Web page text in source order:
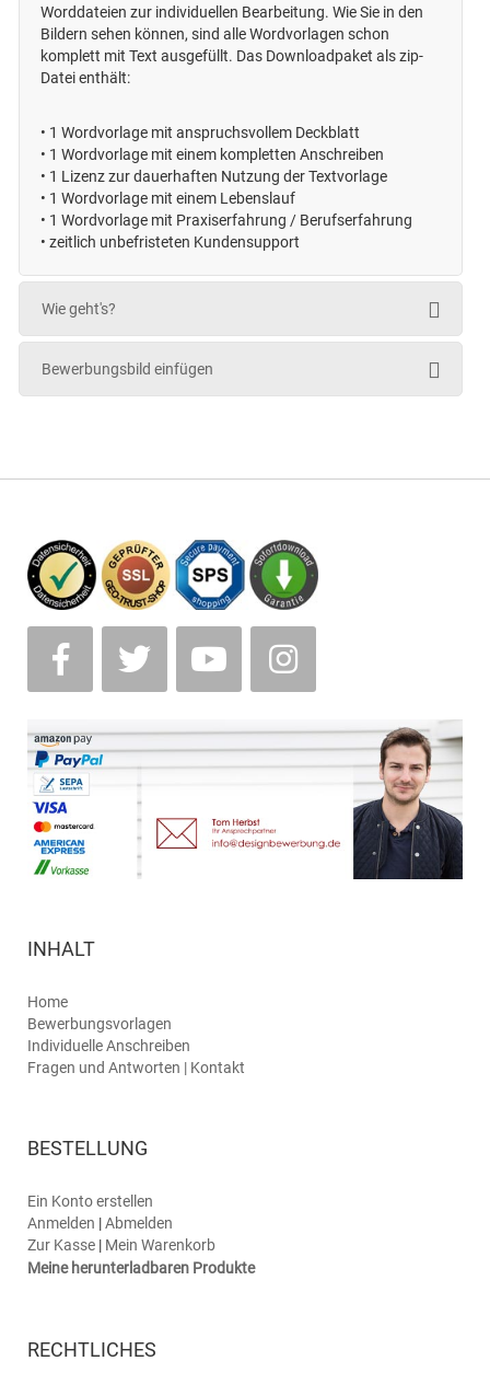
Worddateien zur individuellen Bearbeitung. Wie Sie in den
Bildern sehen können, sind alle Wordvorlagen schon
komplett mit Text ausgefüllt. Das Downloadpaket als zip-
Datei enthält:
• 1 Wordvorlage mit anspruchsvollem Deckblatt
• 1 Wordvorlage mit einem kompletten Anschreiben
• 1 Lizenz zur dauerhaften Nutzung der Textvorlage
• 1 Wordvorlage mit einem Lebenslauf
• 1 Wordvorlage mit Praxiserfahrung / Berufserfahrung
• zeitlich unbefristeten Kundensupport
Wie geht's?
Bewerbungsbild einfügen
INHALT
Home
Bewerbungsvorlagen
Individuelle Anschreiben
Fragen und Antworten | Kontakt
BESTELLUNG
Ein Konto erstellen
Anmelden |Abmelden
Zur Kasse | Mein Warenkorb
Meine herunterladbaren Produkte
RECHTLICHES